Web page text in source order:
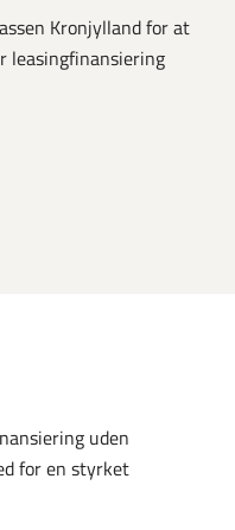
Kronjylland for at
leasingfinansiering
uden
for en styrket